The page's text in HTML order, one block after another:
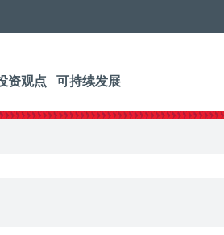
资观点 可持续发展